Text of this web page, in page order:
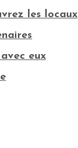
les locaux
eux